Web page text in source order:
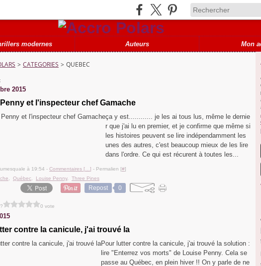
modernes Auteurs Mon
> CATEGORIES > QUEBEC
2015
et l'inspecteur chef Gamache
ça y est............ je les ai tous lus, même le dernie
r que j'ai lu en premier, et je confirme que même si
les histoires peuvent se lire indépendamment les
unes des autres, c'est beaucoup mieux de les lire
dans l'ordre. Ce qui est récurent à toutes les...
à 19:54 - Commentaires [ ] - Permalien [#]
Québec Louise Penny, Three Pines
Repost 0
0 vote
contre la canicule, j'ai trouvé la
Pour lutter contre la canicule, j'ai trouvé la solution :
lire "Enterrez vos morts" de Louise Penny. Cela se
passe au Québec, en plein hiver !! On y parle de ne